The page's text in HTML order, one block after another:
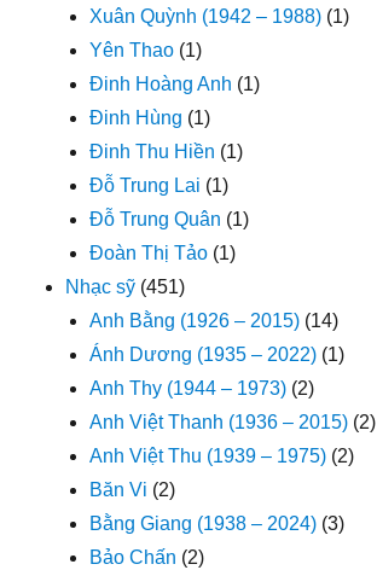
Xuân Quỳnh (1942 – 1988) (1)
Yên Thao (1)
Đinh Hoàng Anh (1)
Đinh Hùng (1)
Đinh Thu Hiền (1)
Đỗ Trung Lai (1)
Đỗ Trung Quân (1)
Đoàn Thị Tảo (1)
Nhạc sỹ (451)
Anh Bằng (1926 – 2015) (14)
Ánh Dương (1935 – 2022) (1)
Anh Thy (1944 – 1973) (2)
Anh Việt Thanh (1936 – 2015) (2)
Anh Việt Thu (1939 – 1975) (2)
Băn Vi (2)
Bằng Giang (1938 – 2024) (3)
Bảo Chấn (2)